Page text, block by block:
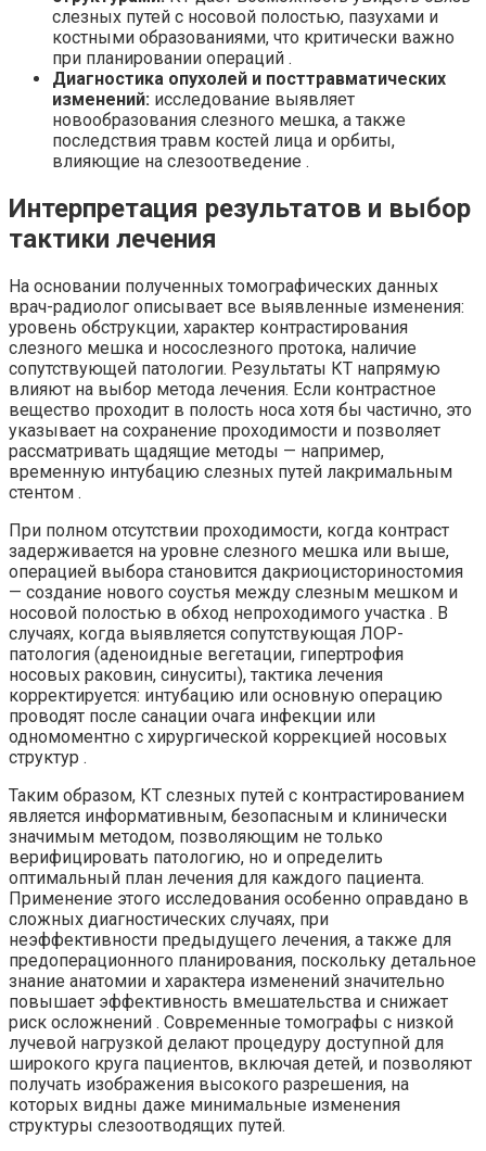
слезных путей с носовой полостью, пазухами и
костными образованиями, что критически важно
при планировании операций .
Диагностика опухолей и посттравматических
изменений: исследование выявляет
новообразования слезного мешка, а также
последствия травм костей лица и орбиты,
влияющие на слезоотведение .
Интерпретация результатов и выбор
тактики лечения
На основании полученных томографических данных
врач-радиолог описывает все выявленные изменения:
уровень обструкции, характер контрастирования
слезного мешка и носослезного протока, наличие
сопутствующей патологии. Результаты КТ напрямую
влияют на выбор метода лечения. Если контрастное
вещество проходит в полость носа хотя бы частично, это
указывает на сохранение проходимости и позволяет
рассматривать щадящие методы — например,
временную интубацию слезных путей лакримальным
стентом .
При полном отсутствии проходимости, когда контраст
задерживается на уровне слезного мешка или выше,
операцией выбора становится дакриоцисториностомия
— создание нового соустья между слезным мешком и
носовой полостью в обход непроходимого участка . В
случаях, когда выявляется сопутствующая ЛОР-
патология (аденоидные вегетации, гипертрофия
носовых раковин, синуситы), тактика лечения
корректируется: интубацию или основную операцию
проводят после санации очага инфекции или
одномоментно с хирургической коррекцией носовых
структур .
Таким образом, КТ слезных путей с контрастированием
является информативным, безопасным и клинически
значимым методом, позволяющим не только
верифицировать патологию, но и определить
оптимальный план лечения для каждого пациента.
Применение этого исследования особенно оправдано в
сложных диагностических случаях, при
неэффективности предыдущего лечения, а также для
предоперационного планирования, поскольку детальное
знание анатомии и характера изменений значительно
повышает эффективность вмешательства и снижает
риск осложнений . Современные томографы с низкой
лучевой нагрузкой делают процедуру доступной для
широкого круга пациентов, включая детей, и позволяют
получать изображения высокого разрешения, на
которых видны даже минимальные изменения
структуры слезоотводящих путей.